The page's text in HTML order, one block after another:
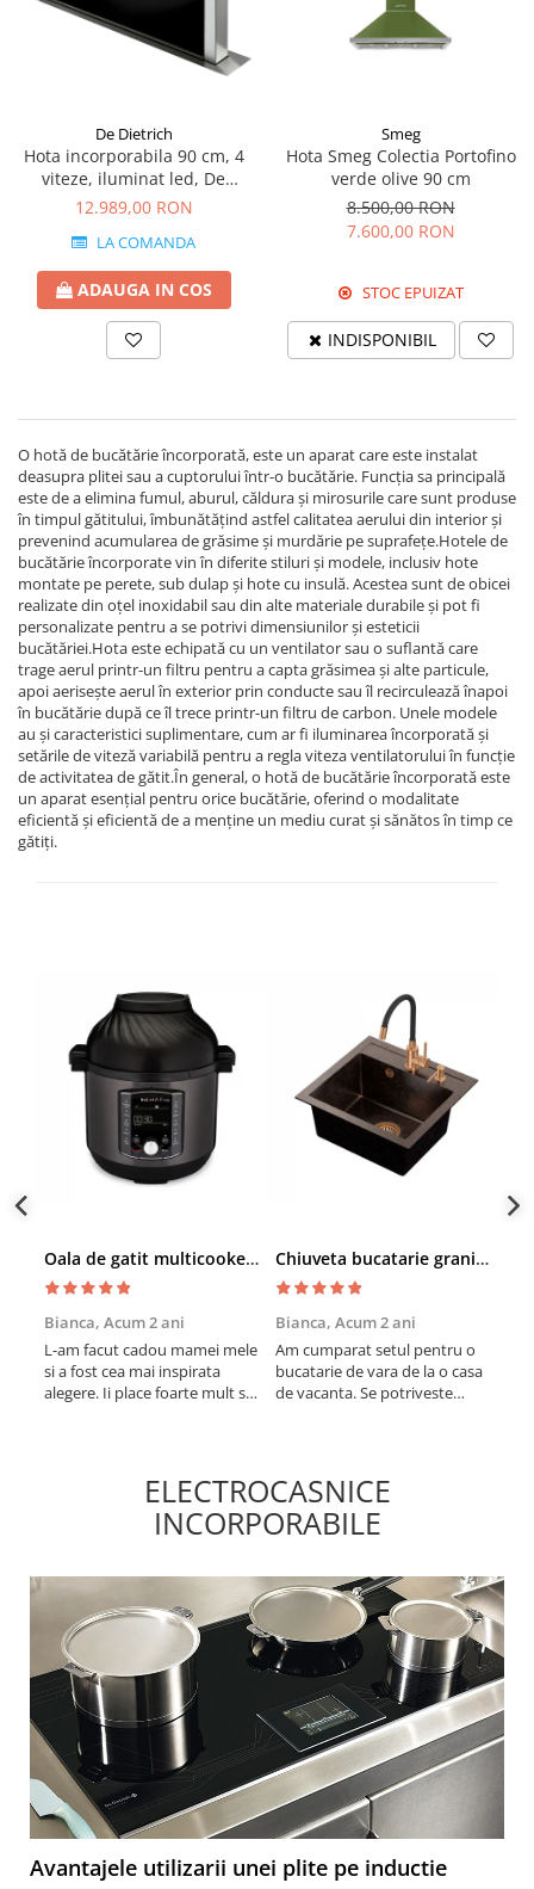
chiuvete
Accesorii chiuvete bucatarie
Suporti burete
Tocatoare lemn si sticla
Sisteme de scurgere si cleme
Tavita scurgere vase/legume/fructe
Dispenser detergent
Rasnite de cafea
Combine frigorifice
Espressoare cafea
Masina de spalat vase
Accesorii
Seturi Electrocasnice
Termostate si senzori Livolo
Sonerii electrice
Panouri si rame
De Dietrich
Hota incorporabila 90 cm, 4
viteze, iluminat led, De
Dietrich
12.989,00 RON
LA COMANDA
ADAUGA IN COS
Smeg
Hota Smeg Colectia Portofino
verde olive 90 cm
8.500,00 RON
7.600,00 RON
STOC EPUIZAT
INDISPONIBIL
O hotă de bucătărie încorporată, este un aparat care este instalat
deasupra plitei sau a cuptorului într-o bucătărie. Funcția sa principală
este de a elimina fumul, aburul, căldura și mirosurile care sunt produse
în timpul gătitului, îmbunătățind astfel calitatea aerului din interior și
prevenind acumularea de grăsime și murdărie pe suprafețe.Hotele de
bucătărie încorporate vin în diferite stiluri și modele, inclusiv hote
montate pe perete, sub dulap și hote cu insulă. Acestea sunt de obicei
realizate din oțel inoxidabil sau din alte materiale durabile și pot fi
personalizate pentru a se potrivi dimensiunilor și esteticii
bucătăriei.Hota este echipată cu un ventilator sau o suflantă care
trage aerul printr-un filtru pentru a capta grăsimea și alte particule,
apoi aerisește aerul în exterior prin conducte sau îl recirculează înapoi
în bucătărie după ce îl trece printr-un filtru de carbon. Unele modele
au și caracteristici suplimentare, cum ar fi iluminarea încorporată și
setările de viteză variabilă pentru a regla viteza ventilatorului în funcție
de activitatea de gătit.În general, o hotă de bucătărie încorporată este
un aparat esențial pentru orice bucătărie, oferind o modalitate
eficientă și eficientă de a menține un mediu curat și sănătos în timp ce
gătiți.
Oala de gatit multicooker 11 functii Instant Pot Pro Crisp 8 + Air Fryer 7.6 lt
Bianca, Acum 2 ani
L-am facut cadou mamei mele
si a fost cea mai inspirata
alegere. Ii place foarte mult sa
gandesc serios sa imi cumpar
si eu! Recomand mult !
Chiuveta bucatarie granit cu finisaj negru perlat/cupru Steingran Art Copper cu dozator si baterie Quadron
Bianca, Acum 2 ani
Am cumparat setul pentru o
bucatarie de vara de la o casa
de vacanta. Se potriveste
recomand cu drag !
ELECTROCASNICE
INCORPORABILE
Avantajele utilizarii unei plite pe inductie